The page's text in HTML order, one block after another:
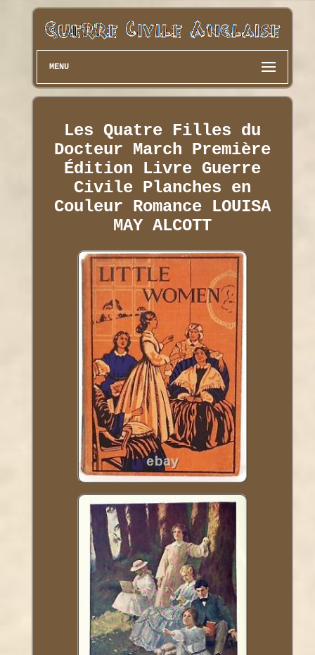
MENU
Les Quatre Filles du
Docteur March Première
Édition Livre Guerre
Civile Planches en
Couleur Romance LOUISA
MAY ALCOTT